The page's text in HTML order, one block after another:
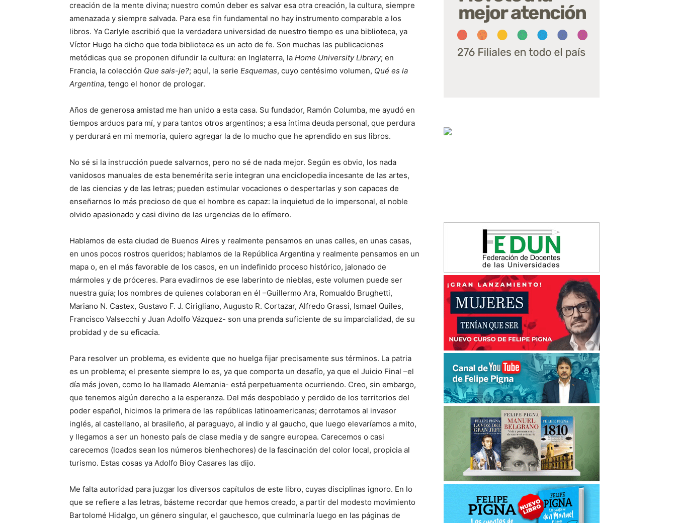
creación de la mente divina; nuestro común deber es salvar esa otra creación, la cultura, siempre
amenazada y siempre salvada. Para ese fin fundamental no hay instrumento comparable a los
libros. Ya Carlyle escribió que la verdadera universidad de nuestro tiempo es una biblioteca, ya
Víctor Hugo ha dicho que toda biblioteca es un acto de fe. Son muchas las publicaciones
metódicas que se proponen difundir la cultura: en Inglaterra, la Home University Library; en
Francia, la colección Que sais-je?; aquí, la serie Esquemas, cuyo centésimo volumen, Qué es la
Argentina, tengo el honor de prologar.
Años de generosa amistad me han unido a esta casa. Su fundador, Ramón Columba, me ayudó en
tiempos arduos para mí, y para tantos otros argentinos; a esa íntima deuda personal, que perdura
y perdurará en mi memoria, quiero agregar la de lo mucho que he aprendido en sus libros.
No sé si la instrucción puede salvarnos, pero no sé de nada mejor. Según es obvio, los nada
vanidosos manuales de esta benemérita serie integran una enciclopedia incesante de las artes,
de las ciencias y de las letras; pueden estimular vocaciones o despertarlas y son capaces de
enseñarnos lo más precioso de que el hombre es capaz: la inquietud de lo impersonal, el noble
olvido apasionado y casi divino de las urgencias de lo efímero.
Hablamos de esta ciudad de Buenos Aires y realmente pensamos en unas calles, en unas casas,
en unos pocos rostros queridos; hablamos de la República Argentina y realmente pensamos en un
mapa o, en el más favorable de los casos, en un indefinido proceso histórico, jalonado de
mármoles y de próceres. Para evadirnos de ese laberinto de nieblas, este volumen puede ser
nuestra guía; los nombres de quienes colaboran en él –Guillermo Ara, Romualdo Brughetti,
Mariano N. Castex, Gustavo F. J. Cirigliano, Augusto R. Cortazar, Alfredo Grassi, Ismael Quiles,
Francisco Valsecchi y Juan Adolfo Vázquez- son una prenda suficiente de su imparcialidad, de su
probidad y de su eficacia.
Para resolver un problema, es evidente que no huelga fijar precisamente sus términos. La patria
es un problema; el presente siempre lo es, ya que comporta un desafío, ya que el Juicio Final –el
día más joven, como lo ha llamado Alemania- está perpetuamente ocurriendo. Creo, sin embargo,
que tenemos algún derecho a la esperanza. Del más despoblado y perdido de los territorios del
poder español, hicimos la primera de las repúblicas latinoamericanas; derrotamos al invasor
inglés, al castellano, al brasileño, al paraguayo, al indio y al gaucho, que luego elevaríamos a mito,
y llegamos a ser un honesto país de clase media y de sangre europea. Carecemos o casi
carecemos (loados sean los números bienhechores) de la fascinación del color local, propicia al
turismo. Estas cosas ya Adolfo Bioy Casares las dijo.
Me falta autoridad para juzgar los diversos capítulos de este libro, cuyas disciplinas ignoro. En lo
que se refiere a las letras, básteme recordar que hemos creado, a partir del modesto movimiento
Bartolomé Hidalgo, un género singular, el gauchesco, que culminaría luego en las páginas de